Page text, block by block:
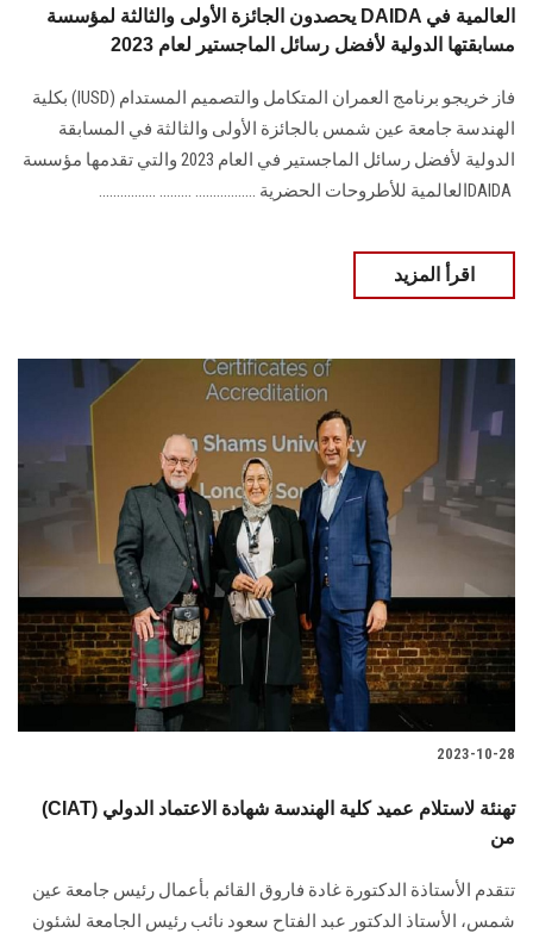
يحصدون الجائزة الأولى والثالثة لمؤسسة DAIDA العالمية في
مسابقتها الدولية لأفضل رسائل الماجستير لعام 2023
فاز خريجو برنامج العمران المتكامل والتصميم المستدام‎ (IUSD) ‎بكلية
الهندسة جامعة عين ‏شمس بالجائزة الأولى والثالثة في المسابقة
DAIDA ‎العالمية للأطروحات الحضرية‎ ................. ......... ................
اقرأ المزيد
2023-10-28
(CIAT) تهنئة لاستلام عميد كلية الهندسة شهادة الاعتماد الدولي
من
تتقدم الأستاذة الدكتورة غادة فاروق القائم بأعمال رئيس جامعة عين
شمس، الأستاذ الدكتور عبد الفتاح سعود نائب رئيس الجامعة لشئون